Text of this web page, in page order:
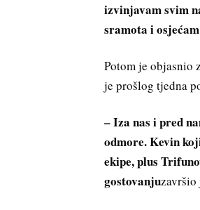
izvinjavam svim
sramota i
Potom je objasnio
je prošlog tjedna
– Iza nas i pred
odmore. Kevin
ekipe, plus
gostovanjuzavršio